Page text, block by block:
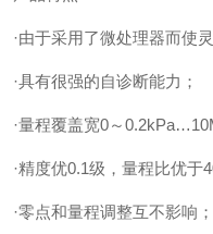
·由于采用了微处理器而使
·具有很强的自诊断能力；
·量程覆盖宽0～
·精度优0.1级，量程比优于
·零点和量程调整互不影响；